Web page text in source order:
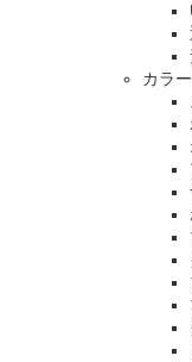
カラ